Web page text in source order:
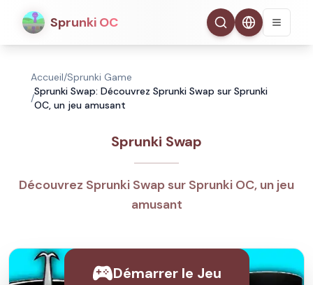
Sprunki OC
Accueil/Sprunki Game
/
Sprunki Swap: Découvrez Sprunki Swap sur Sprunki
OC, un jeu amusant
Sprunki Swap
Découvrez Sprunki Swap sur Sprunki OC, un jeu
amusant
Démarrer le Jeu